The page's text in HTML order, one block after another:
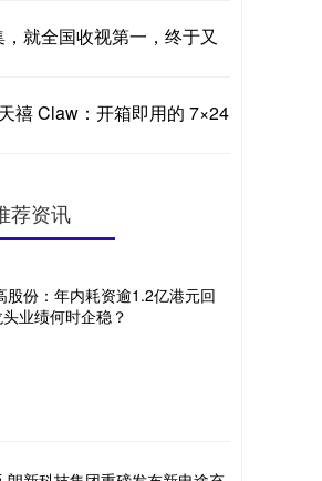
就全国收视第一，终于又
禧 Claw：开箱即用的 7×24
荐资讯
股份：年内耗资逾1.2亿港元回
业绩何时企稳？